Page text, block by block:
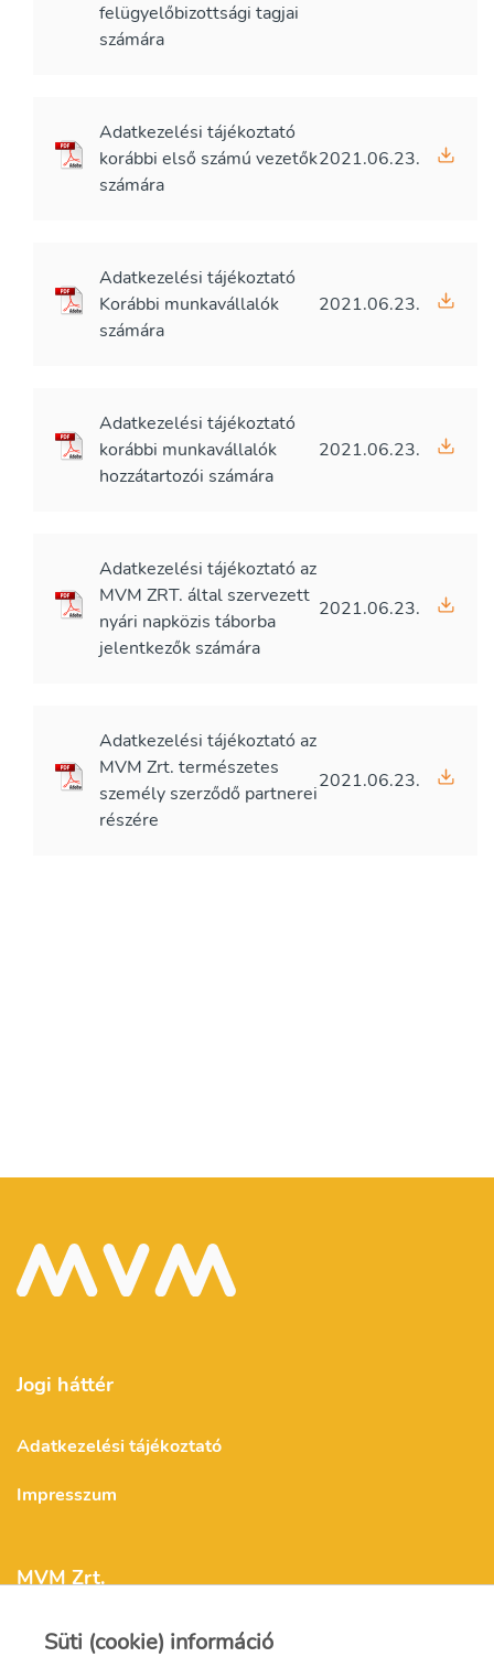
felügyelőbizottsági tagjai
számára
Adatkezelési tájékoztató
korábbi első számú vezetők
számára
2021.06.23.
Adatkezelési tájékoztató
Korábbi munkavállalók
számára
2021.06.23.
Adatkezelési tájékoztató
korábbi munkavállalók
hozzátartozói számára
2021.06.23.
Adatkezelési tájékoztató az
MVM ZRT. által szervezett
nyári napközis táborba
jelentkezők számára
2021.06.23.
Adatkezelési tájékoztató az
MVM Zrt. természetes
személy szerződő partnerei
részére
2021.06.23.
Jogi háttér
Adatkezelési tájékoztató
Impresszum
MVM Zrt.
Süti (cookie) információ